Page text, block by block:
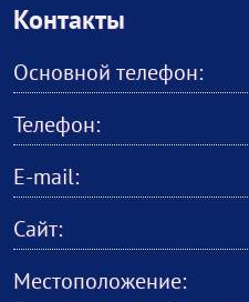
Контакты
Основной телефон:
Телефон:
E-mail:
Сайт:
Местоположение: